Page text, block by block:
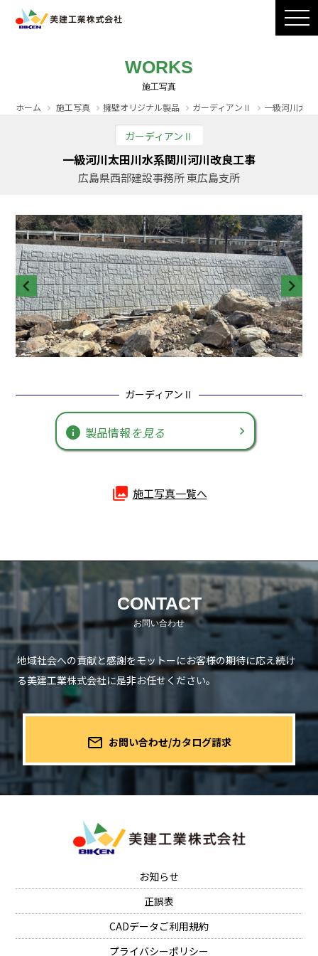
製品ラインナップ
CADダウンロード
WORKS
ホーム 施工写真 擁壁オリジナル製品 ガーディアンⅡ 一級河川太
ガーディアンⅡ
一級河川太田川水系関川河川改良工事
広島県西部建設事務所 東広島支所
ガーディアンⅡ
info 製品情報を見る
photo_library 施工写真一覧へ
CONTACT
地域社会への貢献と感謝をモットーにお客様の期待に応え続け
る美建工業株式会社に是非お任せください。
mail_outline お問い合わせ/カタログ請求
お知らせ
正誤表
CADデータご利用規約
プライバシーポリシー